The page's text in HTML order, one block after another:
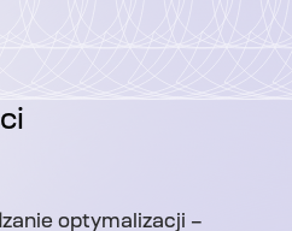
optymalizacji –